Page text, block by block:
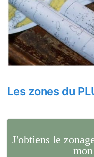
Les zones du
J'obtiens le
mon